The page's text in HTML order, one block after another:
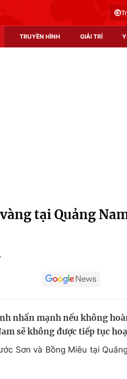
TRUYỀN HÌNH GIẢI TRÍ
Tuyển sinh
tại Quảng
nhấn mạnh nếu không
sẽ không được tiếp tục
Sơn và Bồng Miêu tại